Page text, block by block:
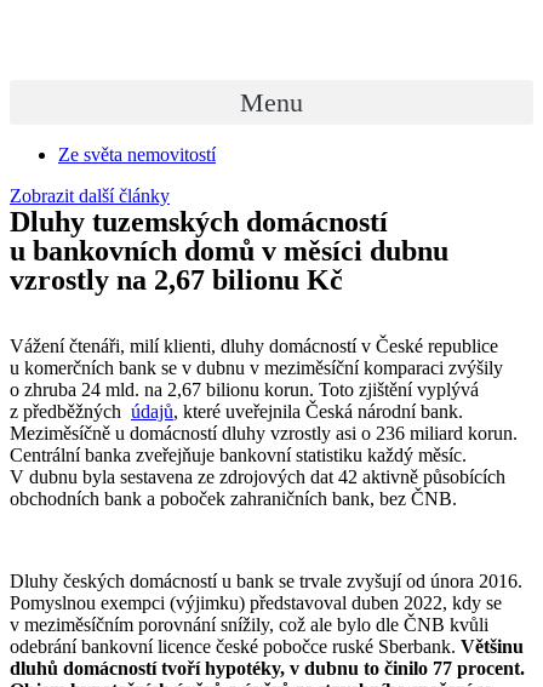
Menu
Ze světa nemovitostí
Zobrazit další články
Dluhy tuzemských domácností
u bankovních domů v měsíci dubnu
vzrostly na 2,67 bilionu Kč
Vážení čtenáři, milí klienti, dluhy domácností v České republice
u komerčních bank se v dubnu v meziměsíční komparaci zvýšily
o zhruba 24 mld. na 2,67 bilionu korun. Toto zjištění vyplývá
z předběžných údajů, které uveřejnila Česká národní bank.
Meziměsíčně u domácností dluhy vzrostly asi o 236 miliard korun.
Centrální banka zveřejňuje bankovní statistiku každý měsíc.
V dubnu byla sestavena ze zdrojových dat 42 aktivně působících
obchodních bank a poboček zahraničních bank, bez ČNB.
Dluhy českých domácností u bank se trvale zvyšují od února 2016.
Pomyslnou exempci (výjimku) představoval duben 2022, kdy se
v meziměsíčním porovnání snížily, což ale bylo dle ČNB kvůli
odebrání bankovní licence české pobočce ruské Sberbank. Většinu
dluhů domácností tvoříhypotéky, v dubnu to činilo 77 procent.